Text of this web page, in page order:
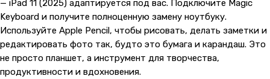
— iPad 11 (2025) адаптируется под вас. Подключите Magic
Keyboard и получите полноценную замену ноутбуку.
Используйте Apple Pencil, чтобы рисовать, делать заметки и
редактировать фото так, будто это бумага и карандаш. Это
не просто планшет, а инструмент для творчества,
продуктивности и вдохновения.